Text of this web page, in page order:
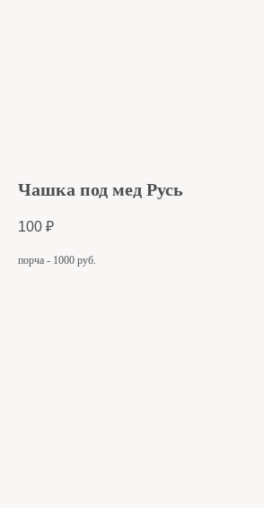
Чашка под мед Русь
100 ₽
порча - 1000 руб.